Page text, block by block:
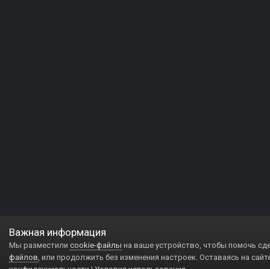
Важная информация
Мы разместили cookie-файлы на ваше устройство, чтобы помочь
файлов, или продолжить без изменения настроек. Оставаясь на